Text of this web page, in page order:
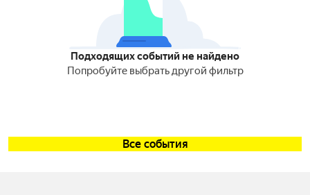
Подходящих событий не найдено
Попробуйте выбрать другой фильтр
Все события